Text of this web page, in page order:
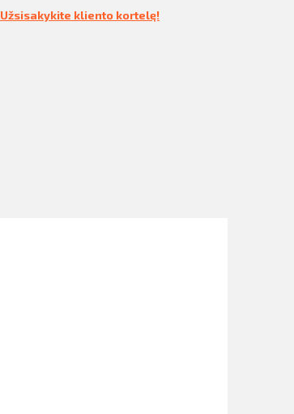
Užsisakykite kliento kortelę!